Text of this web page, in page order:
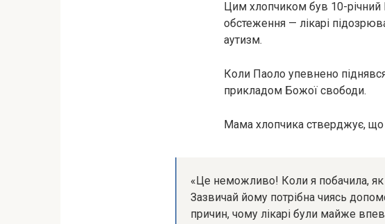
Цим хлопчиком був 10-
обстеження — лікарі
аутизм.
Коли Паоло упевнено
прикладом Божої свободи.
Мама хлопчика стверджує, що
«Це неможливо! Коли я побачила,
Зазвичай йому потрібна чиясь
причин, чому лікарі були майже